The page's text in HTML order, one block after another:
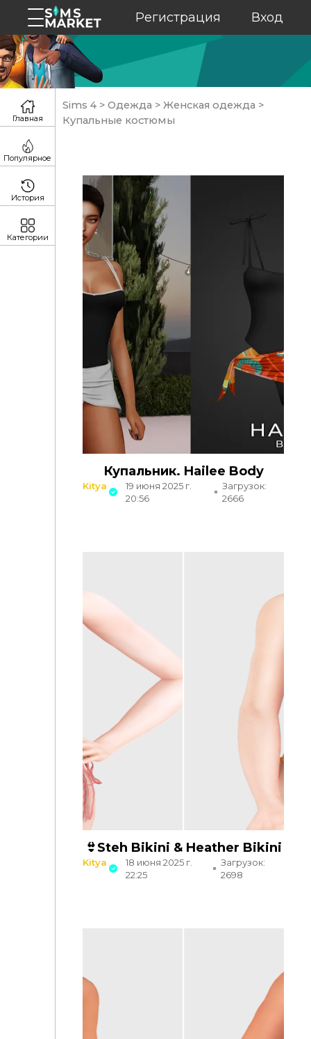
Регистрация Вход
Sims 4 > Одежда > Женская одежда >
Купальные костюмы
Купальник. Hailee Body
Kitya
19 июня 2025 г.
20:56
Загрузок:
2666
👙Steh Bikini & Heather Bikini
Kitya
18 июня 2025 г.
22:25
Загрузок:
2698
Главная
Популярное
История
Категории